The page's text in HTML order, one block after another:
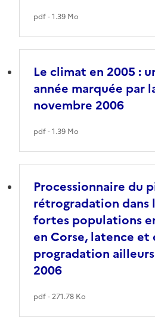
pdf - 1.39 Mo
Le climat en 2005 :
année marquée par
novembre 2006
pdf - 1.39 Mo
Processionnaire du
rétrogradation dans
fortes populations
en Corse, latence et
progradation
2006
pdf - 271.78 Ko